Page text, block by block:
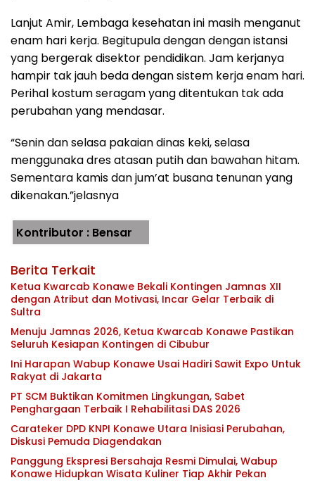
Lanjut Amir, Lembaga kesehatan ini masih menganut
enam hari kerja. Begitupula dengan dengan istansi
yang bergerak disektor pendidikan. Jam kerjanya
hampir tak jauh beda dengan sistem kerja enam hari.
Perihal kostum seragam yang ditentukan tak ada
perubahan yang mendasar.
“Senin dan selasa pakaian dinas keki, selasa
menggunaka dres atasan putih dan bawahan hitam.
Sementara kamis dan jum’at busana tenunan yang
dikenakan.”jelasnya
Kontributor : Bensar
Berita Terkait
Ketua Kwarcab Konawe Bekali Kontingen Jamnas XII
dengan Atribut dan Motivasi, Incar Gelar Terbaik di
Sultra
Menuju Jamnas 2026, Ketua Kwarcab Konawe Pastikan
Seluruh Kesiapan Kontingen di Cibubur
Ini Harapan Wabup Konawe Usai Hadiri Sawit Expo Untuk
Rakyat di Jakarta
PT SCM Buktikan Komitmen Lingkungan, Sabet
Penghargaan Terbaik I Rehabilitasi DAS 2026
Carateker DPD KNPI Konawe Utara Inisiasi Perubahan,
Diskusi Pemuda Diagendakan
Panggung Ekspresi Bersahaja Resmi Dimulai, Wabup
Konawe Hidupkan Wisata Kuliner Tiap Akhir Pekan